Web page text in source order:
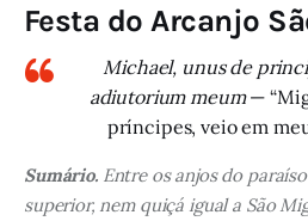
Festa do Arcanjo
Michael, unus de
adiutorium meum—
príncipes, veio em
Sumário.Entre os anjos do
superior, nem quiçá igual a São